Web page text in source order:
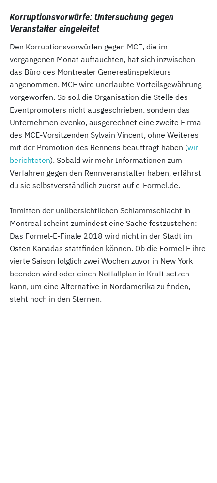
Korruptionsvorwürfe: Untersuchung gegen
Veranstalter eingeleitet
Den Korruptionsvorwürfen gegen MCE, die im
vergangenen Monat auftauchten, hat sich inzwischen
das Büro des Montrealer Generealinspekteurs
angenommen. MCE wird unerlaubte Vorteilsgewährung
vorgeworfen. So soll die Organisation die Stelle des
Eventpromoters nicht ausgeschrieben, sondern das
Unternehmen evenko, ausgerechnet eine zweite Firma
des MCE-Vorsitzenden Sylvain Vincent, ohne Weiteres
mit der Promotion des Rennens beauftragt haben (wir
berichteten). Sobald wir mehr Informationen zum
Verfahren gegen den Rennveranstalter haben, erfährst
du sie selbstverständlich zuerst auf e-Formel.de.
Inmitten der unübersichtlichen Schlammschlacht in
Montreal scheint zumindest eine Sache festzustehen:
Das Formel-E-Finale 2018 wird nicht in der Stadt im
Osten Kanadas stattfinden können. Ob die Formel E ihre
vierte Saison folglich zwei Wochen zuvor in New York
beenden wird oder einen Notfallplan in Kraft setzen
kann, um eine Alternative in Nordamerika zu finden,
steht noch in den Sternen.